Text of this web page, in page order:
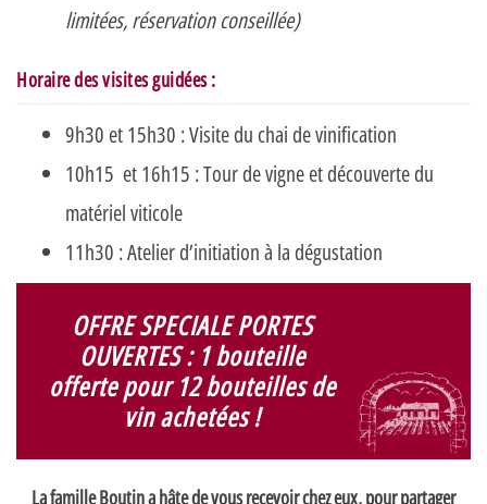
limitées, réservation conseillée)
Horaire des visites guidées :
9h30 et 15h30 : Visite du chai de vinification
10h15 et 16h15 : Tour de vigne et découverte du
matériel viticole
11h30 : Atelier d’initiation à la dégustation
OFFRE SPECIALE PORTES
OUVERTES : 1 bouteille
offerte pour 12 bouteilles de
vin achetées !
La famille Boutin a hâte de vous recevoir chez eux, pour partager